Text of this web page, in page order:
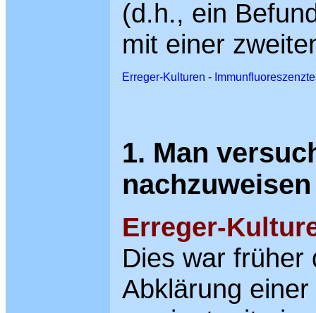
(d.h., ein
mit einer
Erreger-Kulturen -
1. Man
nachzuweisen
Erreger-
Dies war früher
Abklärung